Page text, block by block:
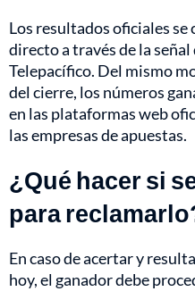
Los resultados oficiales se
directo a través de la
Telepacífico. Del mismo
del cierre, los números
en las plataformas web
las empresas de apuestas.
¿Qué hacer si
para
En caso de acertar y
hoy, el ganador debe